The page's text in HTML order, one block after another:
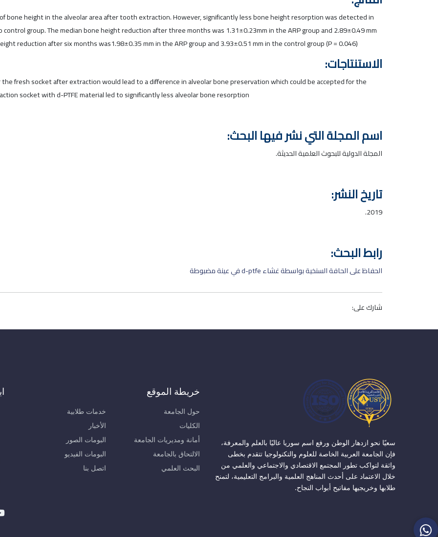
bone height in the alveolar area after tooth extraction. However, significantly less bone height resorption was detected in
group. The median bone height reduction after three months was 1.31±0.23mm in the ARP group and 2.89±0.49 mm
reduction after six months was1.98±0.35 mm in the ARP group and 3.93±0.51 mm in the control group (P = 0.046)
الاستنتاجات:
fresh socket after extraction would lead to a difference in alveolar bone preservation which could be accepted for the
socket with d-PTFE material led to significantly less alveolar bone resorption
اسم المجلة التي نشر فيها البحث:
المجلة الدولية للبحوث العلمية الحديثة.
تاريخ النشر:
2019.
رابط البحث:
الحفاظ على الحافة السنخية بواسطة غشاء d-ptfe في عينة مضبوطة
شارك على:
سعيًا نحو ازدهار الوطن ورفع اسم سوريا عاليًا بالعلم والمعرفة،
فإن الجامعة العربية الخاصة للعلوم والتكنولوجيا تتقدم بخطى
واثقة لتواكب تطور المجتمع الاقتصادي والاجتماعي والعلمي من
خلال الاعتماد على أحدث المناهج العلمية والبرامج التعليمية، لتمنح
طلابها وخريجيها مفاتيح أبواب النجاح.
خريطة الموقع
حول الجامعة
الكليات
أمانة ومديريات الجامعة
الالتحاق بالجامعة
البحث العلمي
خدمات طلابية
الأخبار
البومات الصور
البومات الفيديو
اتصل بنا